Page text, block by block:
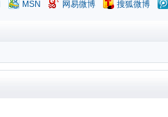
MSN 网易微博 搜狐微博